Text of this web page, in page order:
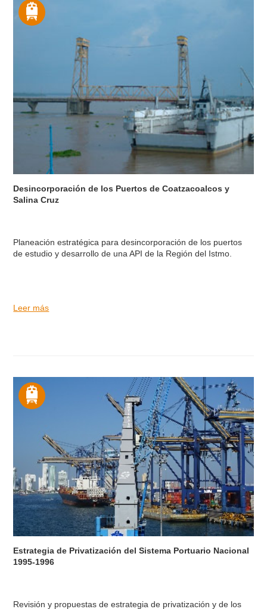
Desincorporación de los Puertos de Coatzacoalcos y
Salina Cruz
Planeación estratégica para desincorporación de los puertos
de estudio y desarrollo de una API de la Región del Istmo.
Leer más
Estrategia de Privatización del Sistema Portuario Nacional
1995-1996
Revisión y propuestas de estrategia de privatización y de los